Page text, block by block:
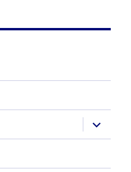
anzeigen